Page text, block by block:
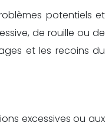
potentiels et
de rouille ou de
et les recoins du
excessives ou aux